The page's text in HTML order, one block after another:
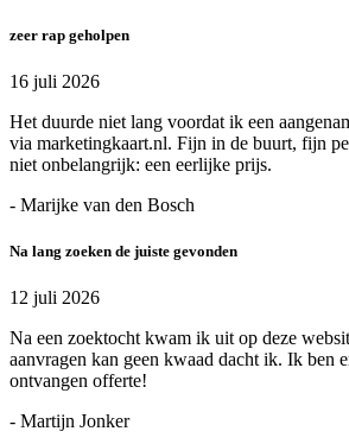
zeer rap geholpen
16 juli 2026
Het duurde niet lang voordat ik een
via marketingkaart.nl. Fijn in de buurt, fijn
niet onbelangrijk: een eerlijke prijs.
- Marijke van den Bosch
Na lang zoeken de juiste gevonden
12 juli 2026
Na een zoektocht kwam ik uit op deze
aanvragen kan geen kwaad dacht ik. Ik ben
ontvangen offerte!
- Martijn Jonker